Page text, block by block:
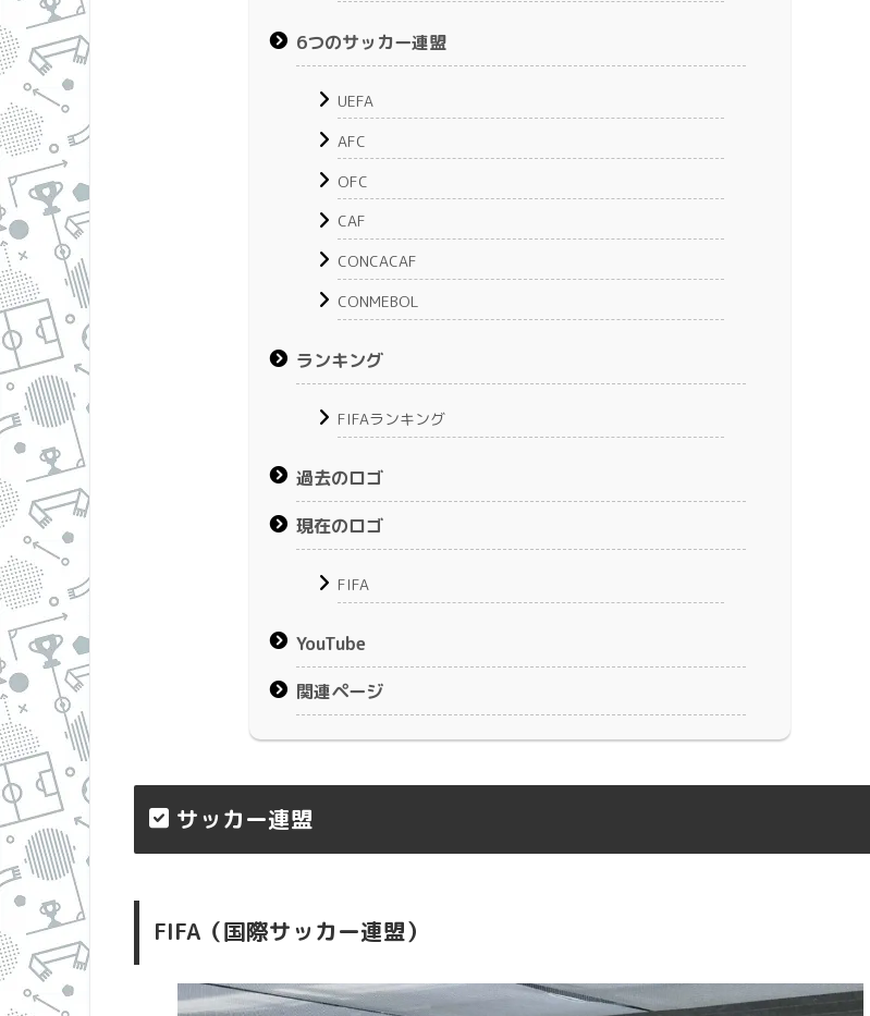
6つのサッカー連盟
UEFA
AFC
OFC
CAF
CONCACAF
CONMEBOL
ランキング
FIFAランキング
過去のロゴ
現在のロゴ
FIFA
YouTube
関連ページ
サッカー連盟
FIFA（国際サッカー連盟）